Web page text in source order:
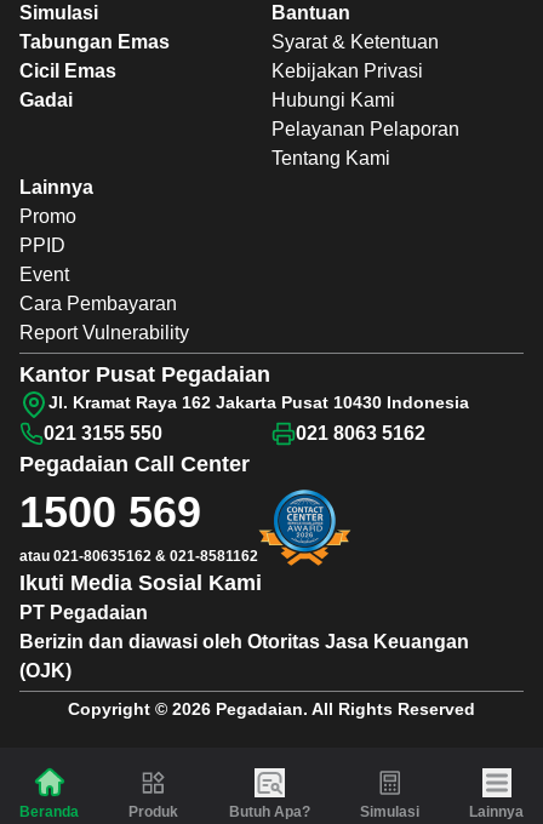
Beranda Produk Butuh Apa? Simulasi Lainnya
Simulasi
Tabungan Emas
Cicil Emas
Gadai
Bantuan
Syarat & Ketentuan
Kebijakan Privasi
Hubungi Kami
Pelayanan Pelaporan
Tentang Kami
Lainnya
Promo
PPID
Event
Cara Pembayaran
Report Vulnerability
PT Pegadaian
Berizin dan diawasi oleh Otoritas Jasa Keuangan
(OJK)
Ikuti Media Sosial Kami
Pegadaian Call Center
1500 569
atau 021-80635162 & 021-8581162
Kantor Pusat Pegadaian
Jl. Kramat Raya 162 Jakarta Pusat 10430 Indonesia
021 3155 550 021 8063 5162
Copyright © 2026 Pegadaian. All Rights Reserved